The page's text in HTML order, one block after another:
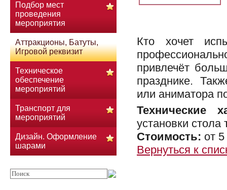
Кто хочет
привлечёт
празднике.
или аниматора
Технические
установки
Стоимость: от
Вернуться к
Подбор мест
проведения
мероприятия
Аттракционы, Батуты,
Игровой реквизит
Техническое
обеспечение
мероприятий
Транспорт для
мероприятий
Дизайн. Оформление
шарами